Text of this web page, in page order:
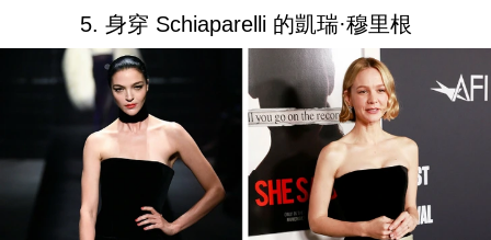
5. 身穿 Schiaparelli 的凱瑞·穆里根